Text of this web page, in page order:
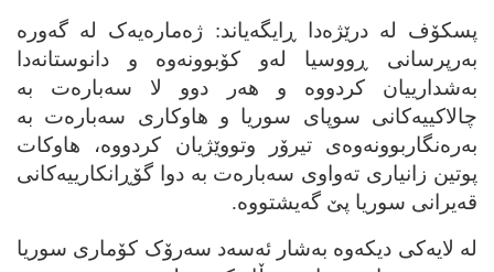
پسکۆف له‌ درێژه‌دا ڕایگه‌یاند: ژه‌ماره‌یه‌ک له‌ گه‌وره‌
به‌رپرسانی ڕووسیا له‌و کۆبوونه‌وه‌ و دانوستانه‌دا
به‌شدارییان کردووه‌ و هه‌ر دوو لا سه‌باره‌ت به‌
چالاکییه‌کانی سوپای سوریا و هاوکاری سه‌باره‌ت به‌
به‌ره‌نگاربوونه‌وه‌ی تیرۆر وتووێژیان کردووه‌، هاوکات
پوتین زانیاری ته‌واوی سه‌باره‌ت به‌ دوا گۆڕانکارییه‌کانی
قه‌یرانی سوریا پێ گه‌یشتووه‌.
له‌ لایه‌کی دیکه‌وه‌ به‌شار ئه‌سه‌د سه‌رۆک کۆماری سوریا